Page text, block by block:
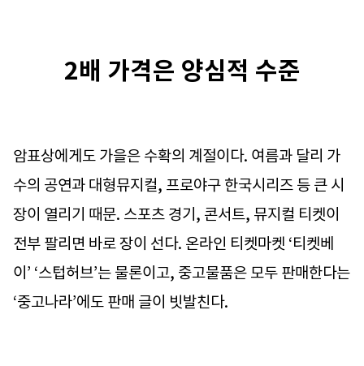
2배 가격은 양심적 수준
암표상에게도 가을은 수확의 계절이다. 여름과 달리 가
수의 공연과 대형뮤지컬, 프로야구 한국시리즈 등 큰 시
장이 열리기 때문. 스포츠 경기, 콘서트, 뮤지컬 티켓이
전부 팔리면 바로 장이 선다. 온라인 티켓마켓 ‘티켓베
이’ ‘스텁허브’는 물론이고, 중고물품은 모두 판매한다는
‘중고나라’에도 판매 글이 빗발친다.